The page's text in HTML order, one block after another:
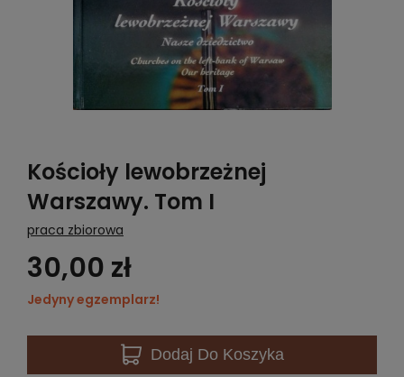
Kościoły lewobrzeżnej
Warszawy. Tom I
praca zbiorowa
30,00 zł
Jedyny egzemplarz!
Dodaj Do Koszyka